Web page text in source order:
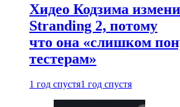
Хидео Кодзима
Stranding 2, потому
что она «слишком
тестерам»
1 год спустя1 год спустя